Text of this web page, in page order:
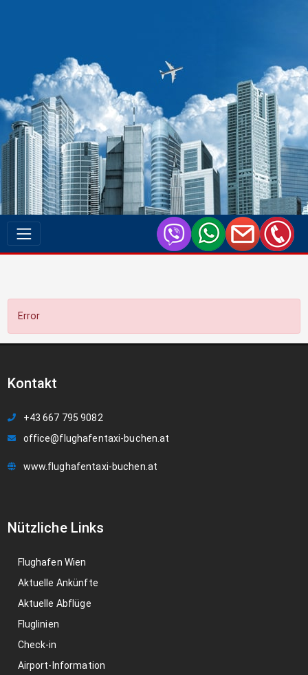
Error
Kontakt
+43 667 795 9082
office@flughafentaxi-buchen.at
www.flughafentaxi-buchen.at
Nützliche Links
Flughafen Wien
Aktuelle Ankünfte
Aktuelle Abflüge
Fluglinien
Check-in
Airport-Information